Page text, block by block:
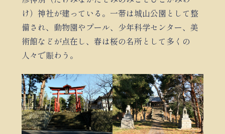
け）神社が建っている。一帯は城山公園として整
備され、動物園やプール、少年科学センター、美
術館などが点在し、春は桜の名所として多くの
人々で賑わう。